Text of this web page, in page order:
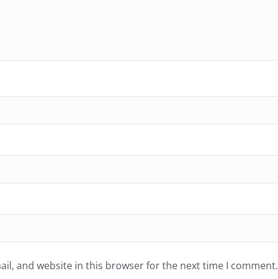
and website in this browser for the next time I comment.